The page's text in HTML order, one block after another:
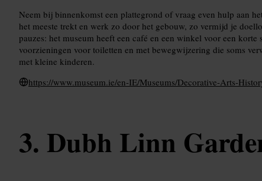
Neem bij binnenkomst een plattegrond of vraag even hulp aan
het meeste trekt en werk zo door het gebouw, zo vermijd je
pauzes: het museum heeft een café en een winkel voor een
voorzieningen voor toiletten en met bewegwijzering die soms
met kleine kinderen.
https://www.museum.ie/en-IE/Museums/Decorative-Arts-
Dubh Linn